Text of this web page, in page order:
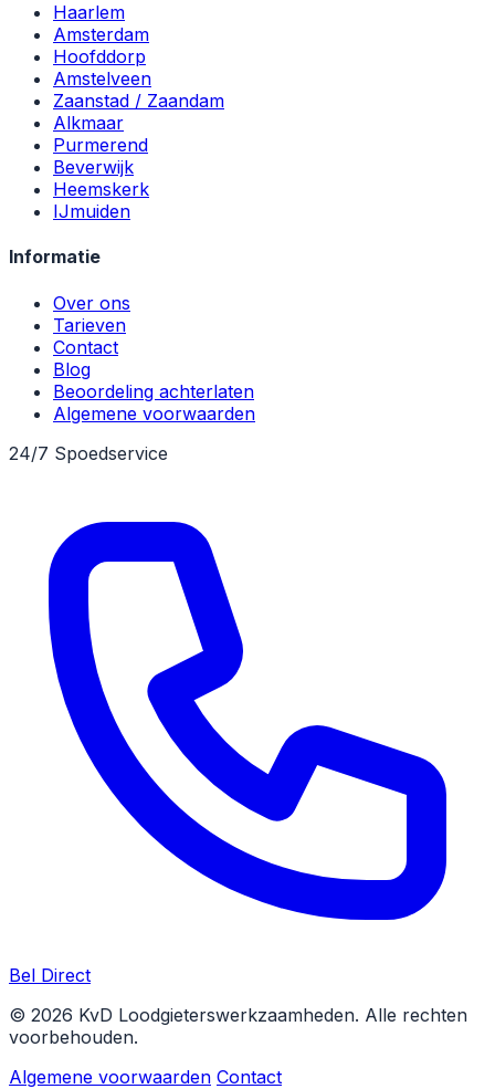
Haarlem
Amsterdam
Hoofddorp
Amstelveen
Zaanstad / Zaandam
Alkmaar
Purmerend
Beverwijk
Heemskerk
IJmuiden
Informatie
Over ons
Tarieven
Contact
Blog
Beoordeling achterlaten
Algemene voorwaarden
24/7 Spoedservice
Bel Direct
© 2026 KvD Loodgieterswerkzaamheden. Alle rechten
voorbehouden.
Algemene voorwaarden Contact